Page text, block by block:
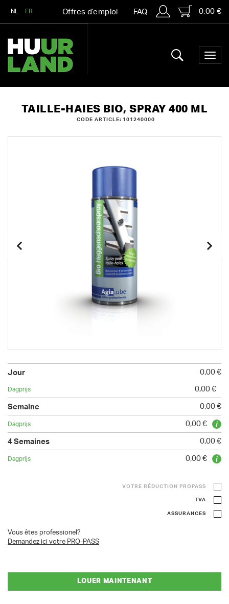
NL FR Offres d’emploi FAQ 0,00 €
TAILLE-HAIES BIO, SPRAY 400 ML
CODE ARTICLE: 101240000
0,00 €
0,00 €
0,00 €
0,00 €
0,00 €
0,00 €
VOTRE RÉDUCTION PROPASS
TVA
ASSURANCES
Vous êtes professionel?
Demandez ici votre PRO-PASS
LOUER MAINTENANT